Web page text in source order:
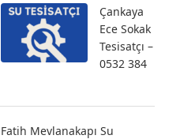
Çankaya
Ece Sokak
Tesisatçı –
0532 384
Fatih Mevlanakapı Su